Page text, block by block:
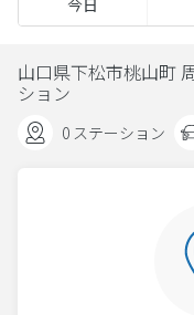
今日
山口県下松市桃山町
ション
0 ステーション